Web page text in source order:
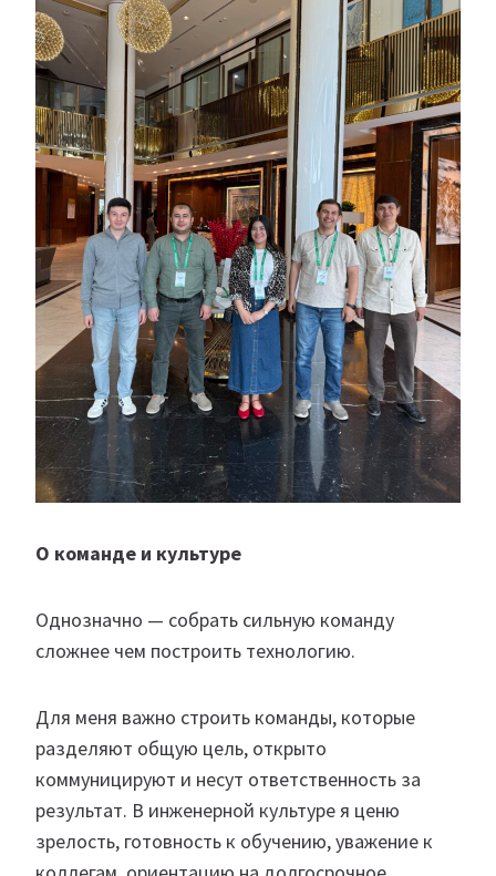
О команде и культуре
Однозначно — собрать сильную команду
сложнее чем построить технологию.
Для меня важно строить команды, которые
разделяют общую цель, открыто
коммуницируют и несут ответственность за
результат. В инженерной культуре я ценю
зрелость, готовность к обучению, уважение к